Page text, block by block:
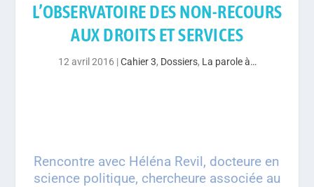
L’OBSERVATOIRE DES NON-RECOURS
AUX DROITS ET SERVICES
12 avril 2016 |Cahier 3, Dossiers, La parole à…
Rencontre avec Héléna Revil, docteure en
science politique, chercheure associée au